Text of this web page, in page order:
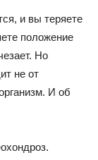
и вы теряете
положение
Но
не от
И об